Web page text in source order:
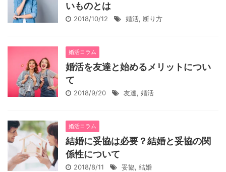
いものとは
2018/10/12 婚活, 断り方
婚活コラム
婚活を友達と始めるメリットについ
て
2018/9/20 友達, 婚活
婚活コラム
結婚に妥協は必要？結婚と妥協の関
係性について
2018/8/11 妥協, 結婚